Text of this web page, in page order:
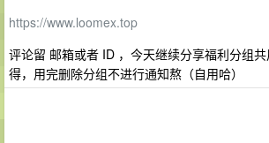
https://www.loomex.top
评论留 邮箱或者 ID ，今天继续分享福利分组
得，用完删除分组不进行通知熬（自用哈）